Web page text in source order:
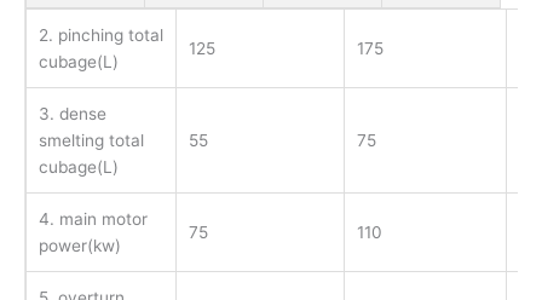
2. pinching total
cubage(L)
125 175
3. dense
smelting total
cubage(L)
55 75
4. main motor
power(kw)
75 110